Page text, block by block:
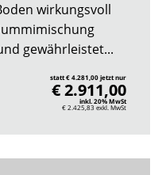
wirkungsvoll
gewährleistet...
statt € 4.281,00 jetzt nur
€ 2.911,00
inkl. 20% MwSt
€ 2.425,83 exkl. MwSt